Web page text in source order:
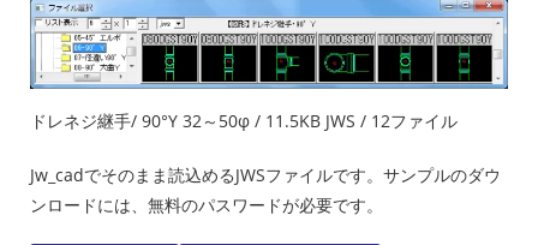
ドレネジ継手/ 90°Y 32～50φ / 11.5KB JWS / 12ファイル
Jw_cadでそのまま読込めるJWSファイルです。サンプルのダウ
ンロードには、無料のパスワードが必要です。